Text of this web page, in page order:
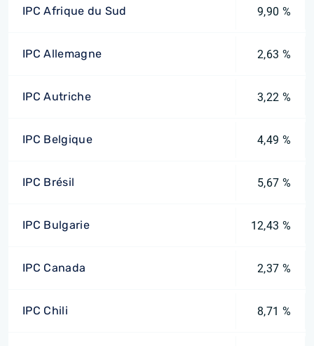
IPC Afrique du Sud 9,90 %
IPC Allemagne 2,63 %
IPC Autriche 3,22 %
IPC Belgique 4,49 %
IPC Brésil 5,67 %
IPC Bulgarie 12,43 %
IPC Canada 2,37 %
IPC Chili 8,71 %